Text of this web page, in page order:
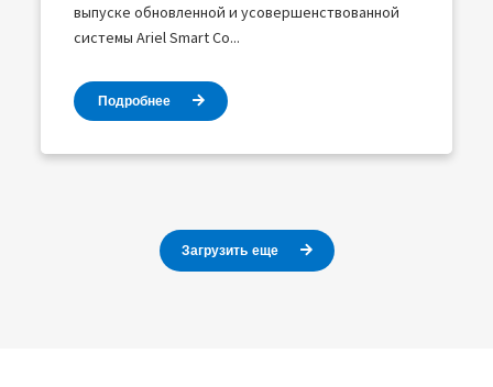
выпуске обновленной и усовершенствованной
системы Ariel Smart Co...
Подробнее
Загрузить еще